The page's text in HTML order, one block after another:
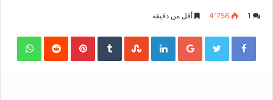
4٬756 أقل من دقيقة
Facebook
Twitter
Google+
LinkedIn
Pinterest